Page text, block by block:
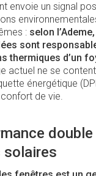
envoie un signal
: selon
sont
thermiques d’un
actuel ne se
énergétique
de vie.
solaires